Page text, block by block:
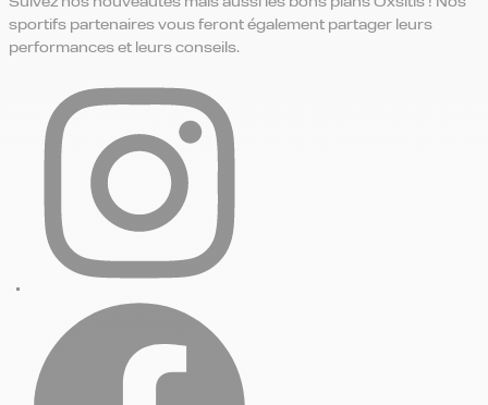
sportifs partenaires vous feront également partager leurs
performances et leurs conseils.